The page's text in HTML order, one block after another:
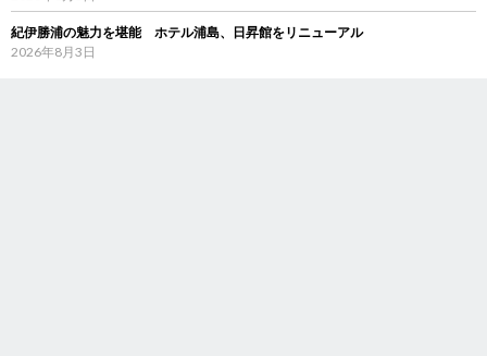
紀伊勝浦の魅力を堪能 ホテル浦島、日昇館をリニューアル
2026年8月3日